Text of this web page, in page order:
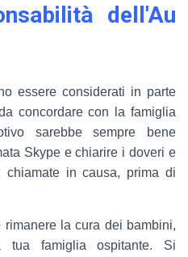
dell'Au
essere considerati in parte
concordare con la famiglia
sarebbe sempre bene
Skype e chiarire i doveri e
in causa, prima di
la cura dei bambini,
famiglia ospitante. Si